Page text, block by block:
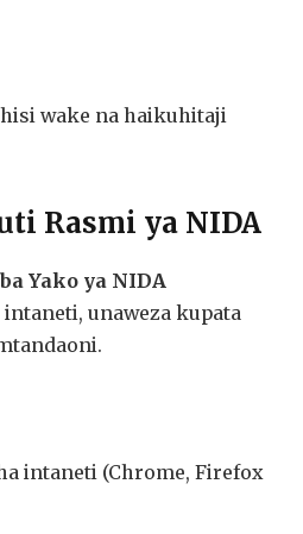
wake na haikuhitaji
Rasmi ya NIDA
Yako ya NIDA
intaneti, unaweza kupata
intaneti (Chrome, Firefox